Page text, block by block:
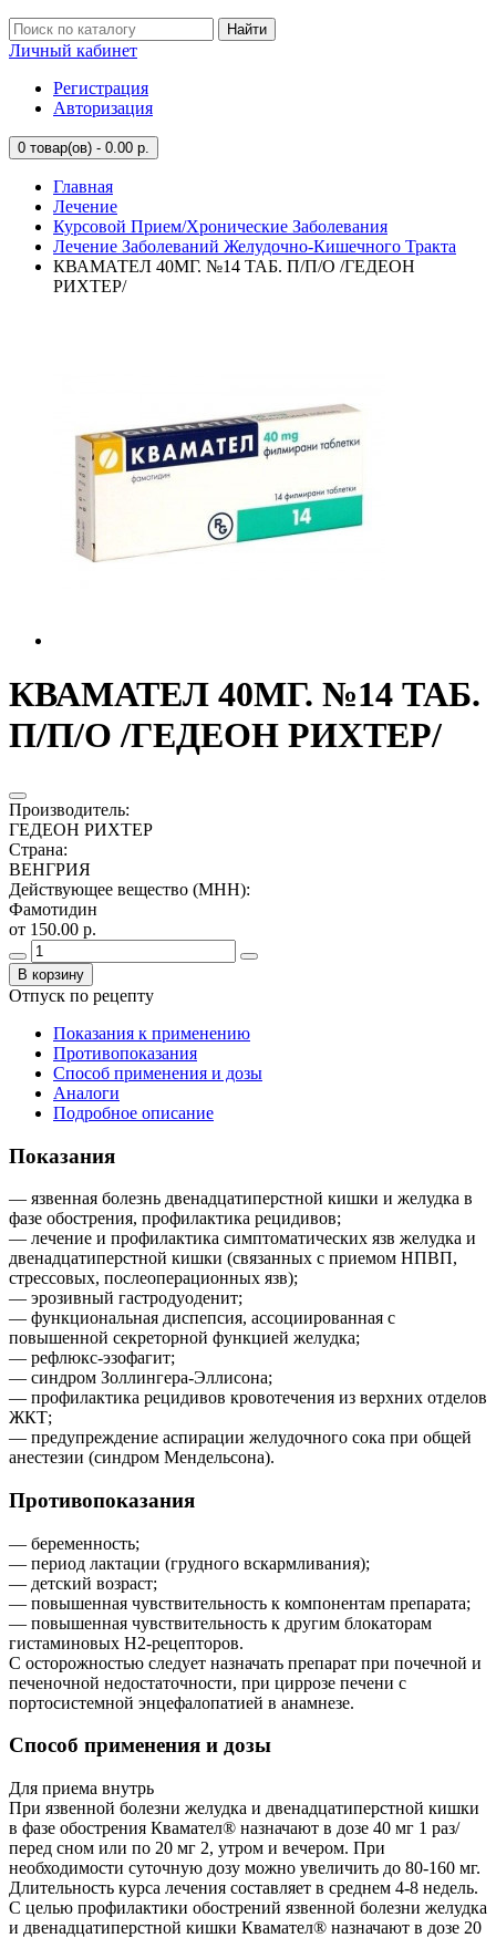
Найти
Личный кабинет
Регистрация
Авторизация
0 товар(ов) - 0.00 р.
Главная
Лечение
Курсовой Прием/Хронические Заболевания
Лечение Заболеваний Желудочно-Кишечного Тракта
КВАМАТЕЛ 40МГ. №14 ТАБ. П/П/О /ГЕДЕОН
РИХТЕР/
КВАМАТЕЛ 40МГ. №14 ТАБ.
П/П/О /ГЕДЕОН РИХТЕР/
Производитель:
ГЕДЕОН РИХТЕР
Страна:
ВЕНГРИЯ
Действующее вещество (МНН):
Фамотидин
от 150.00 р.
В корзину
Отпуск по рецепту
Показания к применению
Противопоказания
Способ применения и дозы
Аналоги
Подробное описание
Показания
— язвенная болезнь двенадцатиперстной кишки и желудка в
фазе обострения, профилактика рецидивов;
— лечение и профилактика симптоматических язв желудка и
двенадцатиперстной кишки (связанных с приемом НПВП,
стрессовых, послеоперационных язв);
— эрозивный гастродуоденит;
— функциональная диспепсия, ассоциированная с
повышенной секреторной функцией желудка;
— рефлюкс-эзофагит;
— синдром Золлингера-Эллисона;
— профилактика рецидивов кровотечения из верхних отделов
ЖКТ;
— предупреждение аспирации желудочного сока при общей
анестезии (синдром Мендельсона).
Противопоказания
— беременность;
— период лактации (грудного вскармливания);
— детский возраст;
— повышенная чувствительность к компонентам препарата;
— повышенная чувствительность к другим блокаторам
гистаминовых H2-рецепторов.
С осторожностью следует назначать препарат при почечной и
печеночной недостаточности, при циррозе печени с
портосистемной энцефалопатией в анамнезе.
Способ применения и дозы
Для приема внутрь
При язвенной болезни желудка и двенадцатиперстной кишки
в фазе обострения Квамател® назначают в дозе 40 мг 1 раз/
перед сном или по 20 мг 2, утром и вечером. При
необходимости суточную дозу можно увеличить до 80-160 мг.
Длительность курса лечения составляет в среднем 4-8 недель.
С целью профилактики обострений язвенной болезни желудка
и двенадцатиперстной кишки Квамател® назначают в дозе 20